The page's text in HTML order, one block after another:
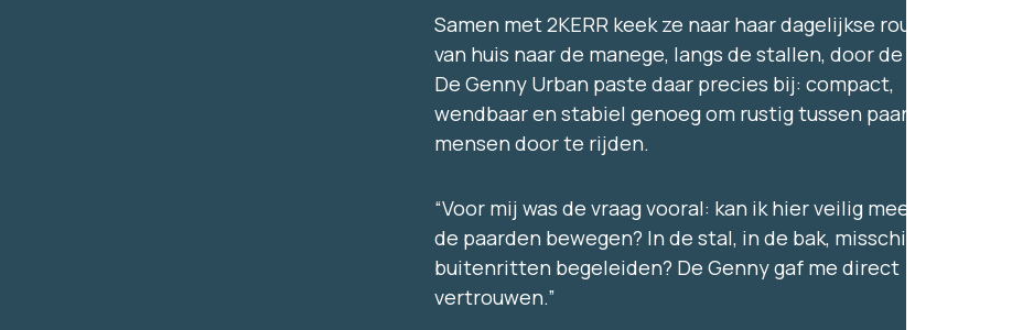
Samen met 2KERR keek ze naar haar dagelijkse routes:
van huis naar de manege, langs de stallen, door de rijbaan.
De Genny Urban paste daar precies bij: compact,
wendbaar en stabiel genoeg om rustig tussen paarden en
mensen door te rijden.
“Voor mij was de vraag vooral: kan ik hier veilig mee tussen
de paarden bewegen? In de stal, in de bak, misschien zelfs
buitenritten begeleiden? De Genny gaf me direct
vertrouwen.”